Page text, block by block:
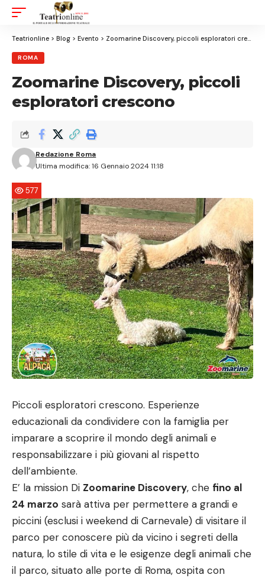
Resizer
Teatrionline > Blog > Evento > Zoomarine Discovery, piccoli esploratori crescono
ROMA
Zoomarine Discovery, piccoli
esploratori crescono
Ultima modifica: 16 Gennaio 2024 11:18
Redazione Roma
577
Piccoli esploratori crescono. Esperienze
educazionali da condividere con la famiglia per
imparare a scoprire il mondo degli animali e
responsabilizzare i più giovani al rispetto
dell’ambiente.
E’ la mission Di Zoomarine Discovery, che fino al
24 marzo sarà attiva per permettere a grandi e
piccini (esclusi i weekend di Carnevale) di visitare il
parco per conoscere più da vicino i segreti della
natura, lo stile di vita e le esigenze degli animali che
il parco, situato alle porte di Roma, ospita con